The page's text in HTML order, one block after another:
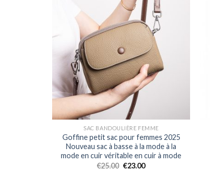
SAC BANDOULIÈRE FEMME
Goffine petit sac pour femmes 2025
Nouveau sac à basse à la mode à la
mode en cuir véritable en cuir à mode
€25.00 €23.00